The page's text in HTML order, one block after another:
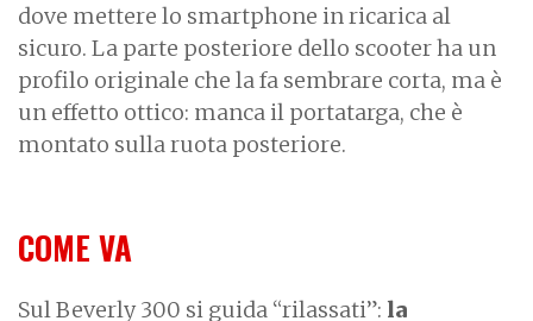
dove mettere lo smartphone in ricarica al
sicuro. La parte posteriore dello scooter ha un
profilo originale che la fa sembrare corta, ma è
un effetto ottico: manca il portatarga, che è
montato sulla ruota posteriore.
COME VA
Sul Beverly 300 si guida “rilassati”: la